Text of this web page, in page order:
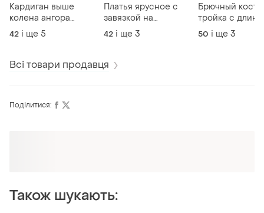
Кардиган выше
колена ангора
травка альпака 42-52
р-р
42 і ще 5
Платья ярусное с
завязкой на
декольте
42 і ще 3
Брючный
тройка с
кардиганом
р-р
50 і ще 3
Всі товари продавця
Поділитися:
Також шукають: